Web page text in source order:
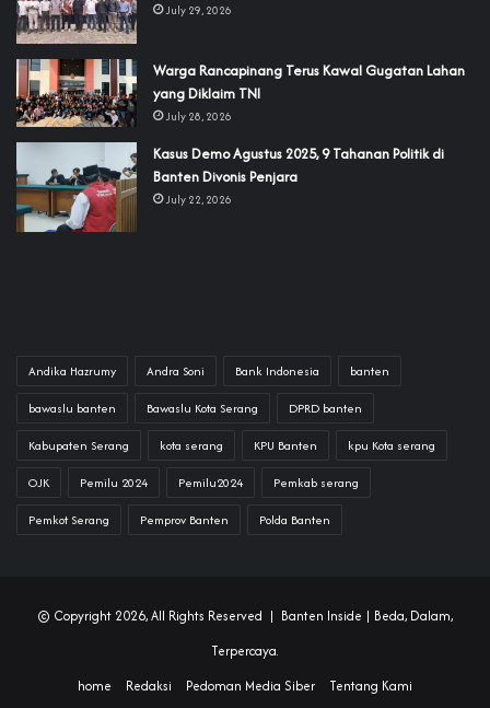
July 29, 2026
‎Warga Rancapinang Terus Kawal Gugatan Lahan
yang Diklaim TNI‎‎
July 28, 2026
‎Kasus Demo Agustus 2025, 9 Tahanan Politik di
Banten Divonis Penjara
July 22, 2026
Andika Hazrumy Andra Soni Bank Indonesia banten
bawaslu banten Bawaslu Kota Serang DPRD banten
Kabupaten Serang kota serang KPU Banten kpu Kota serang
OJK Pemilu 2024 Pemilu2024 Pemkab serang
Pemkot Serang Pemprov Banten Polda Banten
© Copyright 2026, All Rights Reserved | Banten Inside | Beda, Dalam,
Terpercaya.
home
Redaksi Pedoman Media Siber Tentang Kami